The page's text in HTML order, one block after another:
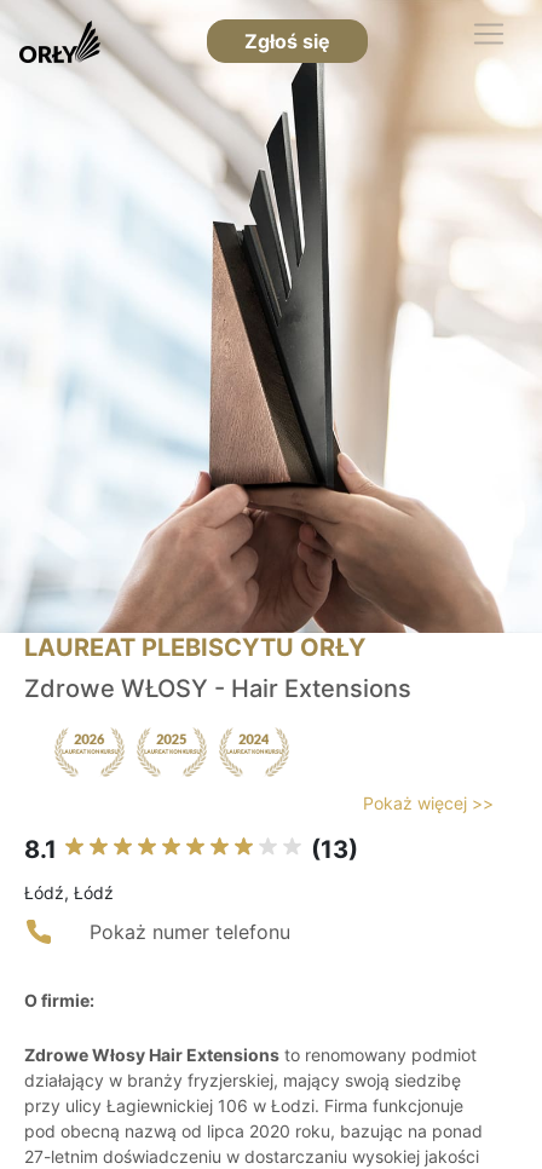
Zgłoś się
LAUREAT PLEBISCYTU ORŁY
Zdrowe WŁOSY - Hair Extensions
Pokaż więcej >>
8.1 (13)
Łódź, Łódź
Pokaż numer telefonu
O firmie:
Zdrowe Włosy Hair Extensions to renomowany podmiot
działający w branży fryzjerskiej, mający swoją siedzibę
przy ulicy Łagiewnickiej 106 w Łodzi. Firma funkcjonuje
pod obecną nazwą od lipca 2020 roku, bazując na ponad
27-letnim doświadczeniu w dostarczaniu wysokiej jakości